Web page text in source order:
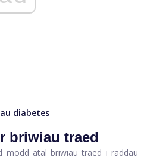
diabetes
briwiau traed
modd atal briwiau traed i raddau